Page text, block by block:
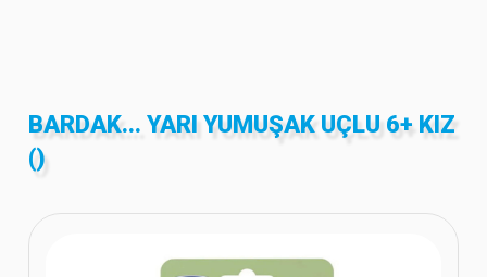
BARDAK... YARI YUMUŞAK UÇLU 6+ KIZ
()